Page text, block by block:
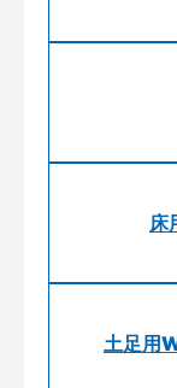
床
土足用